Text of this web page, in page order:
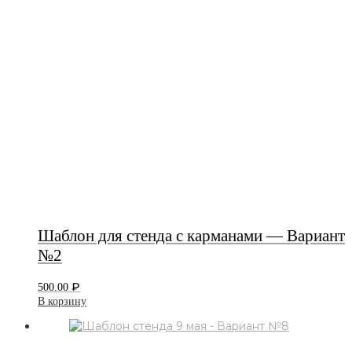
Шаблон для стенда с карманами — Вариант
№2
500.00 ₽
В корзину